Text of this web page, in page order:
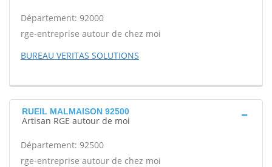
Département: 92000
rge-entreprise autour de chez moi
BUREAU VERITAS SOLUTIONS
RUEIL MALMAISON 92500
Artisan RGE autour de moi
Département: 92500
rge-entreprise autour de chez moi